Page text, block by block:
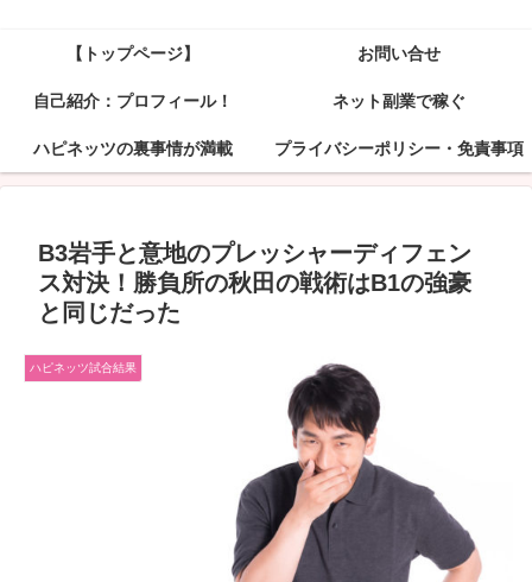
【トップページ】 お問い合せ
自己紹介：プロフィール！ ネット副業で稼ぐ
ハピネッツの裏事情が満載 プライバシーポリシー・免責事項
B3岩手と意地のプレッシャーディフェン
ス対決！勝負所の秋田の戦術はB1の強豪
と同じだった
ハピネッツ試合結果